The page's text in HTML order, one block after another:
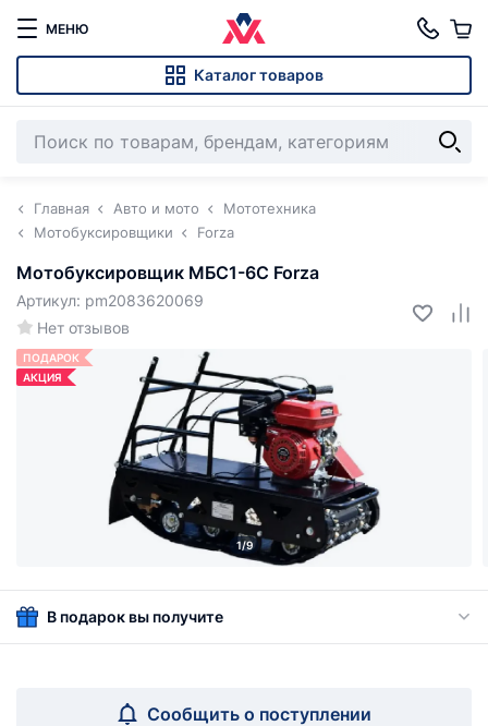
МЕНЮ
Каталог товаров
Главная Авто и мото
Мототехника
Мотобуксировщики
Forza
Мотобуксировщик МБС1-6С Forza
Нет отзывов
Артикул: pm2083620069
ПОДАРОК
АКЦИЯ
1/9
В подарок вы получите
Сообщить о поступлении